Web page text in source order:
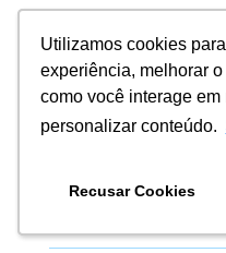
Utilizamos cookies
experiência, melhorar
como você interage em
personalizar conteúdo.
Recusar Cookies
Utilizamos cookies
experiência, melhorar
como você interage em
personalizar conteúdo.
Recusar Cookies
WhatsApp:+55 (11)
Rua Barão da
São Paulo – SP – 05087-